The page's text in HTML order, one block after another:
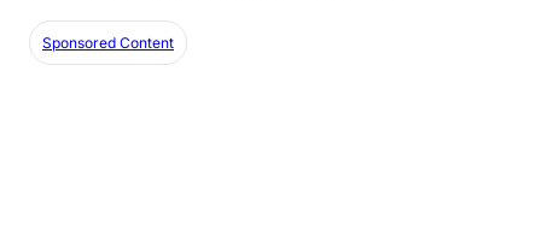
Sponsored Content